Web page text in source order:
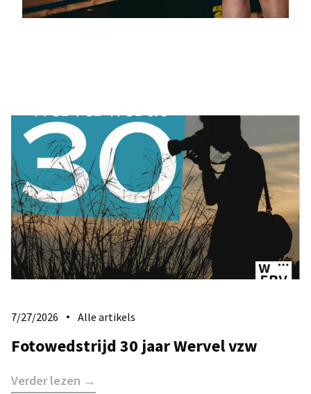
7/27/2026 Alle artikels
Fotowedstrijd 30 jaar Wervel vzw
Verder lezen →